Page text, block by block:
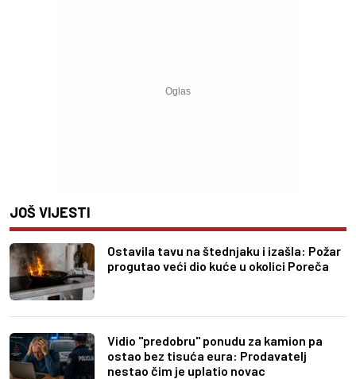
JOŠ VIJESTI
Ostavila tavu na štednjaku i izašla: Požar
progutao veći dio kuće u okolici Poreča
Vidio "predobru" ponudu za kamion pa
ostao bez tisuća eura: Prodavatelj
nestao čim je uplatio novac